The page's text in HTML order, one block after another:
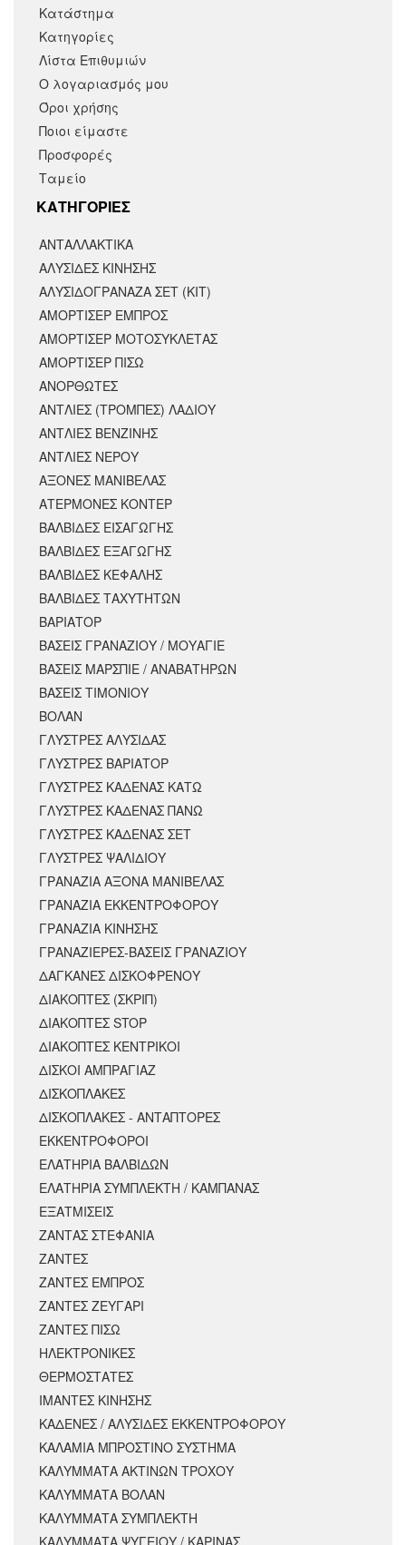
Κατάστημα
Κατηγορίες
Λίστα Επιθυμιών
Ο λογαριασμός μου
Όροι χρήσης
Ποιοι είμαστε
Προσφορές
Ταμείο
KΑΤΗΓΟΡΙΕΣ
ΑΝΤΑΛΛΑΚΤΙΚΆ
ΑΛΥΣΙΔΕΣ ΚΙΝΗΣΗΣ
ΑΛΥΣΙΔΟΓΡΑΝΑΖΑ ΣΕΤ (ΚΙΤ)
ΑΜΟΡΤΙΣΕΡ ΕΜΠΡΟΣ
ΑΜΟΡΤΙΣΈΡ ΜΟΤΟΣΥΚΛΈΤΑΣ
ΑΜΟΡΤΙΣΕΡ ΠΙΣΩ
ΑΝΟΡΘΩΤΕΣ
ΑΝΤΛΙΕΣ (ΤΡΟΜΠΕΣ) ΛΑΔΙΟΥ
ΑΝΤΛΙΕΣ ΒΕΝΖΙΝΗΣ
ΑΝΤΛΙΕΣ ΝΕΡΟΥ
ΑΞΟΝΕΣ ΜΑΝΙΒΕΛΑΣ
ΑΤΕΡΜΟΝΕΣ ΚΟΝΤΕΡ
ΒΑΛΒΙΔΕΣ ΕΙΣΑΓΩΓΗΣ
ΒΑΛΒΙΔΕΣ ΕΞΑΓΩΓΗΣ
ΒΑΛΒΙΔΕΣ ΚΕΦΑΛΗΣ
ΒΑΛΒΙΔΕΣ ΤΑΧΥΤΗΤΩΝ
ΒΑΡΙΑΤΟΡ
ΒΑΣΕΙΣ ΓΡΑΝΑΖΙΟΥ / ΜΟΥΑΓΙΕ
ΒΑΣΕΙΣ ΜΑΡΣΠΙΕ / ΑΝΑΒΑΤΗΡΩΝ
ΒΑΣΕΙΣ ΤΙΜΟΝΙΟΥ
ΒΟΛΑΝ
ΓΛΥΣΤΡΕΣ ΑΛΥΣΙΔΑΣ
ΓΛΥΣΤΡΕΣ ΒΑΡΙΑΤΟΡ
ΓΛΥΣΤΡΕΣ ΚΑΔΕΝΑΣ ΚΑΤΩ
ΓΛΥΣΤΡΕΣ ΚΑΔΕΝΑΣ ΠΑΝΩ
ΓΛΥΣΤΡΕΣ ΚΑΔΕΝΑΣ ΣΕΤ
ΓΛΥΣΤΡΕΣ ΨΑΛΙΔΙΟΥ
ΓΡΑΝΑΖΙΑ ΑΞΟΝΑ ΜΑΝΙΒΕΛΑΣ
ΓΡΑΝΑΖΙΑ ΕΚΚΕΝΤΡΟΦΟΡΟΥ
ΓΡΑΝΑΖΙΑ ΚΙΝΗΣΗΣ
ΓΡΑΝΑΖΙΕΡΕΣ-ΒΑΣΕΙΣ ΓΡΑΝΑΖΙΟΥ
ΔΑΓΚΑΝΕΣ ΔΙΣΚΟΦΡΕΝΟΥ
ΔΙΑΚΟΠΤΕΣ (ΣΚΡΙΠ)
ΔΙΑΚΟΠΤΕΣ STOP
ΔΙΑΚΟΠΤΕΣ ΚΕΝΤΡΙΚΟΙ
ΔΙΣΚΟΙ ΑΜΠΡΑΓΙΑΖ
ΔΙΣΚΟΠΛΑΚΕΣ
ΔΙΣΚΟΠΛΑΚΕΣ - ΑΝΤΑΠΤΟΡΕΣ
ΕΚΚΕΝΤΡΟΦΟΡΟΙ
ΕΛΑΤΗΡΙΑ ΒΑΛΒΙΔΩΝ
ΕΛΑΤΗΡΙΑ ΣΥΜΠΛΕΚΤΗ / ΚΑΜΠΑΝΑΣ
ΕΞΑΤΜΙΣΕΙΣ
ΖΑΝΤΑΣ ΣΤΕΦΑΝΙΑ
ΖΑΝΤΕΣ
ΖΑΝΤΕΣ ΕΜΠΡΟΣ
ΖΑΝΤΕΣ ΖΕΥΓΑΡΙ
ΖΑΝΤΕΣ ΠΙΣΩ
ΗΛΕΚΤΡΟΝΙΚΕΣ
ΘΕΡΜΟΣΤΑΤΕΣ
ΙΜΑΝΤΕΣ ΚΙΝΗΣΗΣ
ΚΑΔΕΝΕΣ / ΑΛΥΣΙΔΕΣ ΕΚΚΕΝΤΡΟΦΟΡΟΥ
ΚΑΛΑΜΙΑ ΜΠΡΟΣΤΙΝΟ ΣΥΣΤΗΜΑ
ΚΑΛΥΜΜΑΤΑ ΑΚΤΙΝΩΝ ΤΡΟΧΟΥ
ΚΑΛΥΜΜΑΤΑ ΒΟΛΑΝ
ΚΑΛΥΜΜΑΤΑ ΣΥΜΠΛΕΚΤΗ